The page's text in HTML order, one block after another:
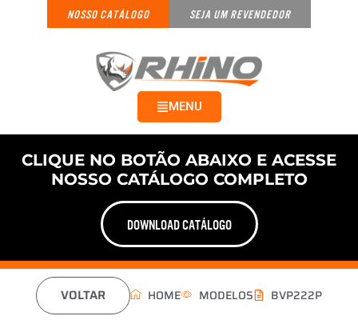
NOSSO CATÁLOGO SEJA UM REVENDEDOR
MENU
CLIQUE NO BOTÃO ABAIXO E ACESSE
NOSSO CATÁLOGO COMPLETO
DOWNLOAD CATÁLOGO
VOLTAR HOME MODELOS BVP222P